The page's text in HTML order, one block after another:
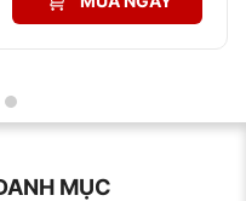
hàng của đơn vị, hơn
1.325.000₫.
MỤC